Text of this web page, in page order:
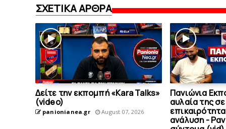
ΣΧΕΤΙΚΑ ΑΡΘΡΑ
Δείτε την εκπομπή «Kara Talks»
(video)
panionianea.gr August 07, 2026
Πανιώνια
αυλαία της
ανάλυση -